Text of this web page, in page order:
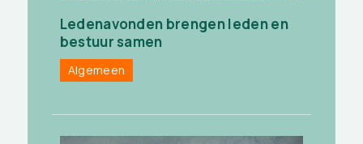
Ledenavonden brengen leden en
bestuur samen
Algemeen